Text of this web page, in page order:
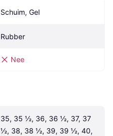
Schuim, Gel
Rubber
Nee
35, 35 ½, 36, 36 ½, 37, 37
½, 38, 38 ½, 39, 39 ½, 40,